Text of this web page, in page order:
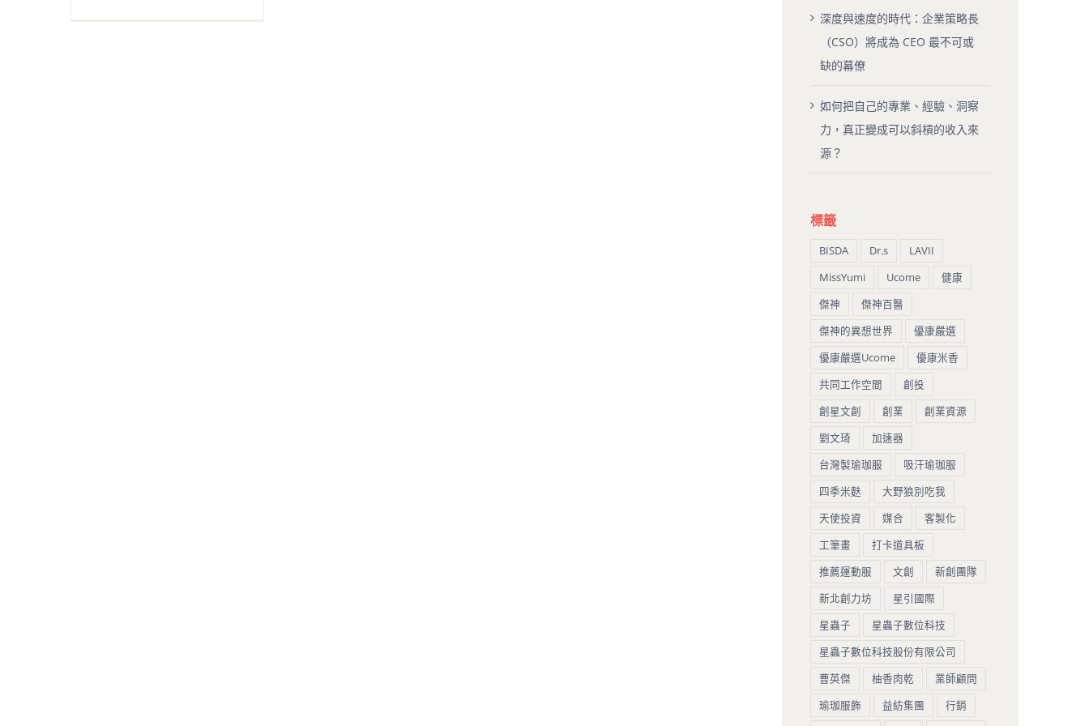
深度與速度的時代：企業策略長
（CSO）將成為 CEO 最不可或
缺的幕僚
如何把自己的專業、經驗、洞察
力，真正變成可以斜槓的收入來
源？
標籤
BISDA Dr.s
LAVII
MissYumi
Ucome
健康
傑神
傑神百醫
傑神的異想世界
優康嚴選
優康嚴選Ucome
優康米香
共同工作空間
創投
創星文創
創業
創業資源
劉文琦
加速器
台灣製瑜珈服
吸汗瑜珈服
四季米麩
大野狼別吃我
天使投資
媒合
客製化
工筆畫
打卡道具板
推薦運動服
文創
新創團隊
新北創力坊
星引國際
星蟲子
星蟲子數位科技
星蟲子數位科技股份有限公司
曹英傑
柚香肉乾
業師顧問
瑜珈服飾
益紡集團
行銷